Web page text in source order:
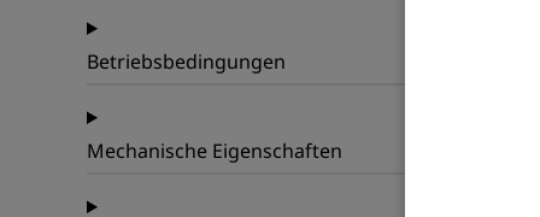
Betriebsbedingungen
Mechanische Eigenschaften